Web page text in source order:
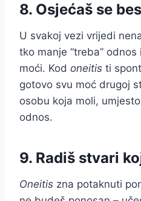
8. Osjećaš se
U svakoj vezi vrijedi
tko manje “treba”
moći. Kod oneitis ti
gotovo svu moć drugoj
osobu koja moli,
odnos.
9. Radiš stvari
Oneitis zna potaknuti